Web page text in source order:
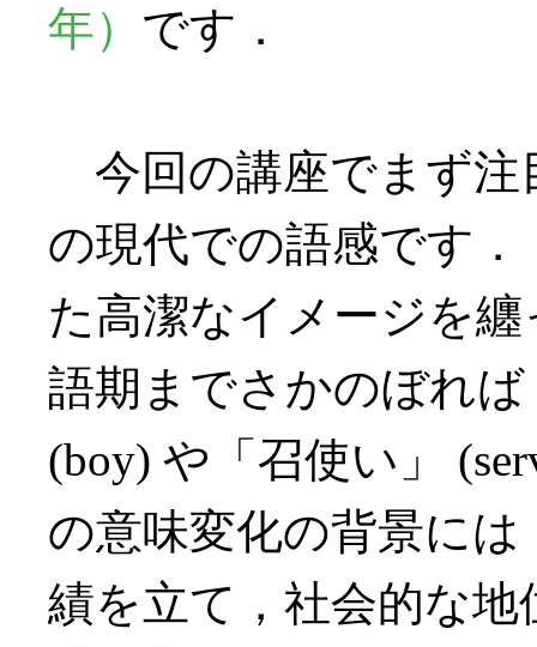
年） です．
今回の講座でまず注
の現代での語感です
た高潔なイメージを
語期までさかのぼれ
(boy) や「召使い」
の意味変化の背景に
績を立て，社会的な